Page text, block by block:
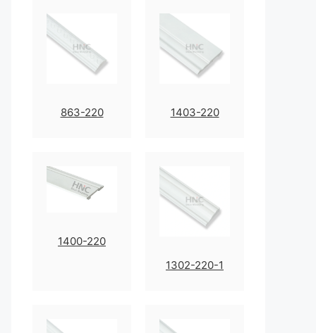
863-220 1403-220
1400-220
1302-220-1